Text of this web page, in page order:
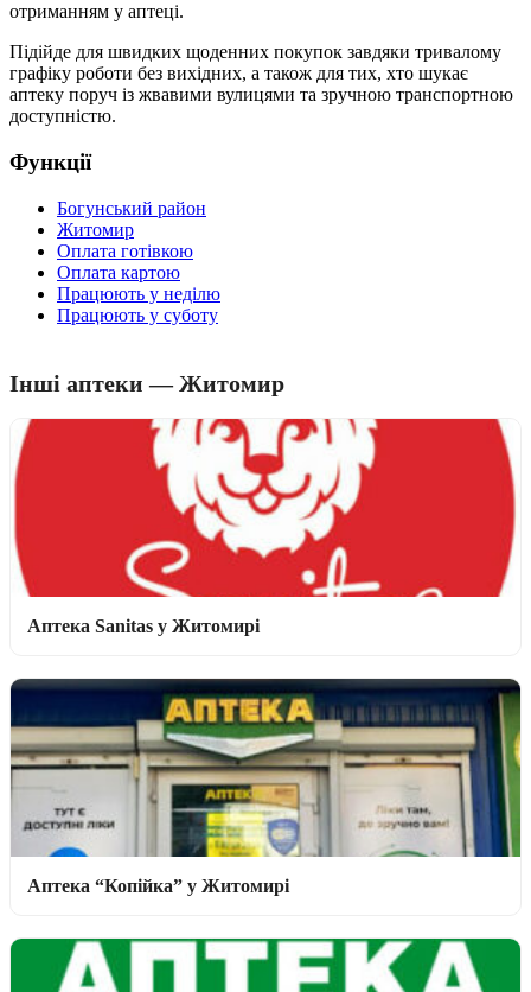
отриманням у аптеці.
Підійде для швидких щоденних покупок завдяки тривалому
графіку роботи без вихідних, а також для тих, хто шукає
аптеку поруч із жвавими вулицями та зручною транспортною
доступністю.
Функції
Богунський район
Житомир
Оплата готівкою
Оплата картою
Працюють у неділю
Працюють у суботу
Інші аптеки — Житомир
Аптека Sanitas у Житомирі
Аптека “Копійка” у Житомирі